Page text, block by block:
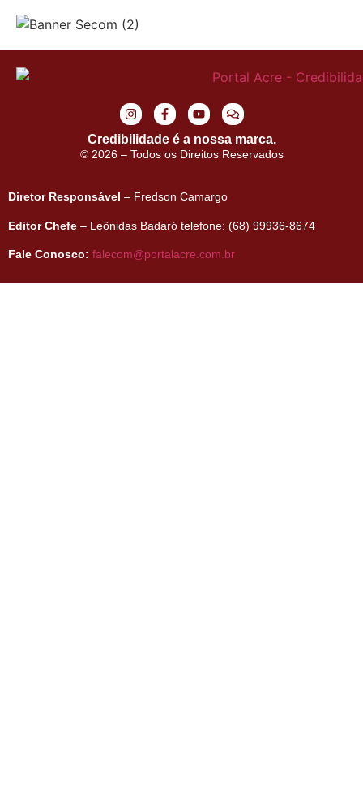
Credibilidade é a nossa marca.
© 2026 – Todos os Direitos Reservados
Diretor Responsável – Fredson Camargo
Editor Chefe – Leônidas Badaró telefone: (68) 99936-8674
Fale Conosco: falecom@portalacre.com.br